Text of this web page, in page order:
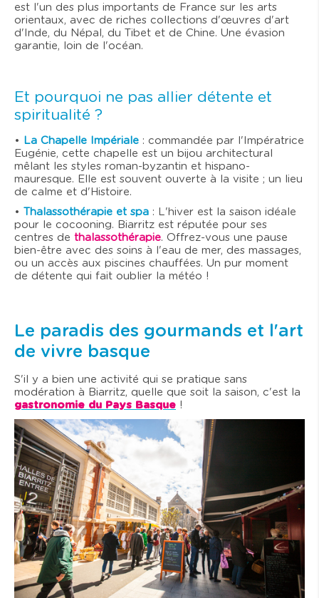
est l'un des plus importants de France sur les arts
orientaux, avec de riches collections d'œuvres d'art
d'Inde, du Népal, du Tibet et de Chine. Une évasion
garantie, loin de l'océan.
Et pourquoi ne pas allier détente et
spiritualité ?
• La Chapelle Impériale : commandée par l'Impératrice
Eugénie, cette chapelle est un bijou architectural
mêlant les styles roman-byzantin et hispano-
mauresque. Elle est souvent ouverte à la visite ; un lieu
de calme et d'Histoire.
•
Thalassothérapie et spa : L'hiver est la saison idéale
pour le cocooning. Biarritz est réputée pour ses
centres de thalassothérapie. Offrez-vous une pause
bien-être avec des soins à l'eau de mer, des massages,
ou un accès aux piscines chauffées. Un pur moment
de détente qui fait oublier la météo !
Le paradis des gourmands et l'art
de vivre basque
S'il y a bien une activité qui se pratique sans
modération à Biarritz, quelle que soit la saison, c'est la
gastronomie du Pays Basque !